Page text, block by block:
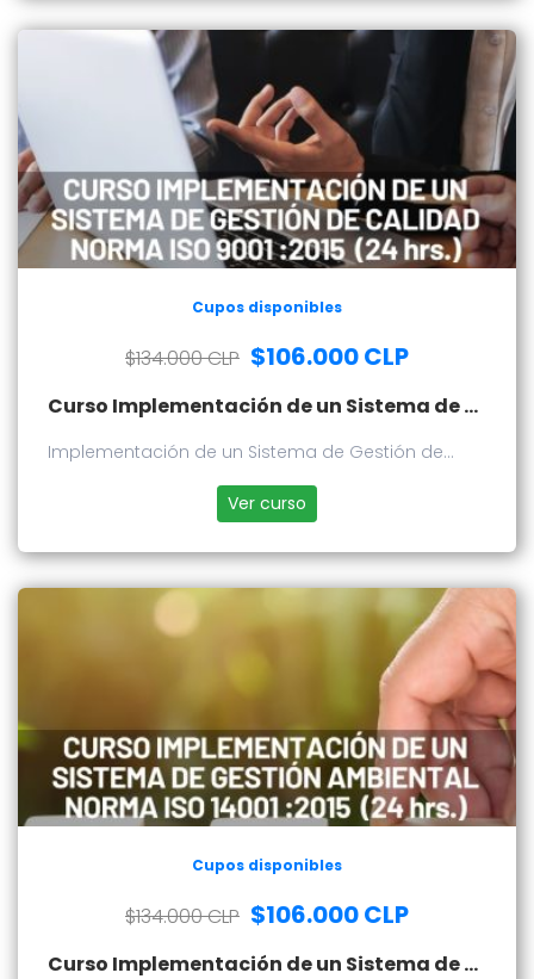
Cupos disponibles
$134.000 CLP $106.000 CLP
Curso Implementación de un Sistema de Gestión de Calidad - Norma ISO 9001:2015
Implementación de un Sistema de Gestión de
Calidad - Norma ISO 9001:2015
Ver curso
Cupos disponibles
$134.000 CLP $106.000 CLP
Curso Implementación de un Sistema de Gestión Ambiental - Norma 14001:2015